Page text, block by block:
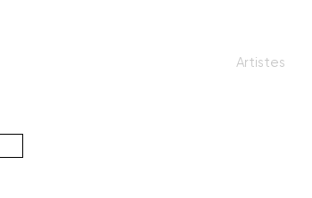
Artistes